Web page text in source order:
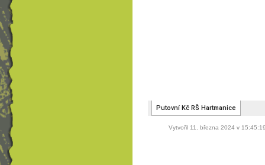
Vytvořil 11. března 2024 v